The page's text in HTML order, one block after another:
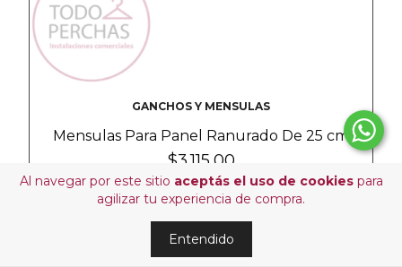
Al navegar por este sitio aceptás el uso de cookiespara
agilizar tu experiencia de compra.
Entendido
GANCHOS Y MENSULAS
Mensulas Para Panel Ranurado De 25 cm
$3.115,00